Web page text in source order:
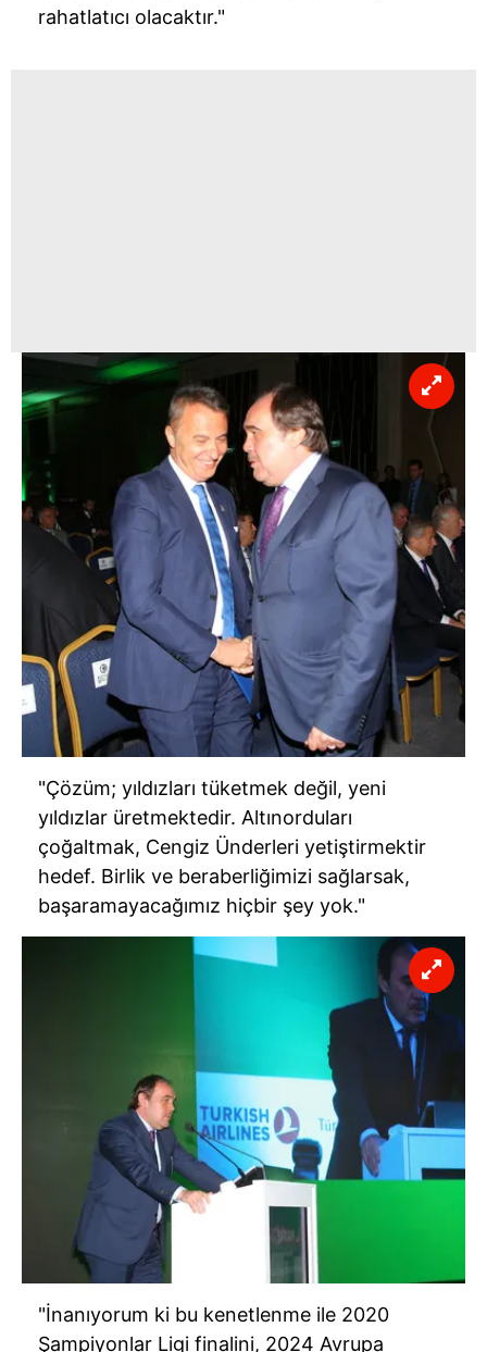
rahatlatıcı olacaktır."
"Çözüm; yıldızları tüketmek değil, yeni
yıldızlar üretmektedir. Altınorduları
çoğaltmak, Cengiz Ünderleri yetiştirmektir
hedef. Birlik ve beraberliğimizi sağlarsak,
başaramayacağımız hiçbir şey yok."
"İnanıyorum ki bu kenetlenme ile 2020
Şampiyonlar Ligi finalini, 2024 Avrupa